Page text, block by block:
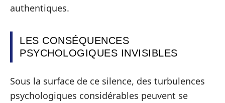
authentiques.
LES CONSÉQUENCES
PSYCHOLOGIQUES INVISIBLES
Sous la surface de ce silence, des turbulences
psychologiques considérables peuvent se